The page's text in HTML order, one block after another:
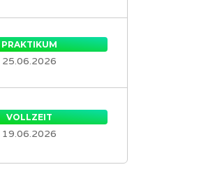
PRAKTIKUM
25.06.2026
VOLLZEIT
19.06.2026